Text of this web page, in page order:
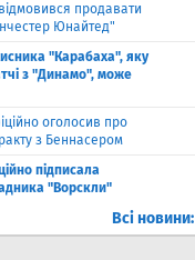
продавати
Юнайтед"
"Карабаха", яку
з "Динамо", може
оголосив про
з Беннасером
підписала
"Ворскли"
Всі новини: